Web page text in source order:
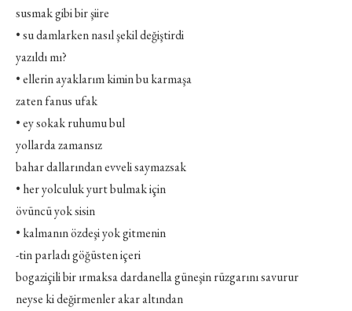
susmak gibi bir şiire
• su damlarken nasıl şekil değiştirdi
yazıldı mı?
• ellerin ayaklarım kimin bu karmaşa
zaten fanus ufak
• ey sokak ruhumu bul
yollarda zamansız
bahar dallarından evveli saymazsak
• her yolculuk yurt bulmak için
övüncü yok sisin
• kalmanın özdeşi yok gitmenin
-tin parladı göğüsten içeri
bogaziçili bir ırmaksa dardanella güneşin rüzgarını savurur
neyse ki değirmenler akar altından